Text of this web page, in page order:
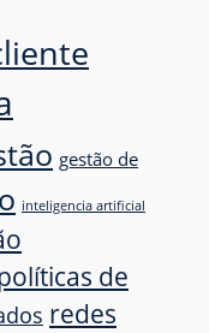
gestão de
inteligencia artificial
de
redes